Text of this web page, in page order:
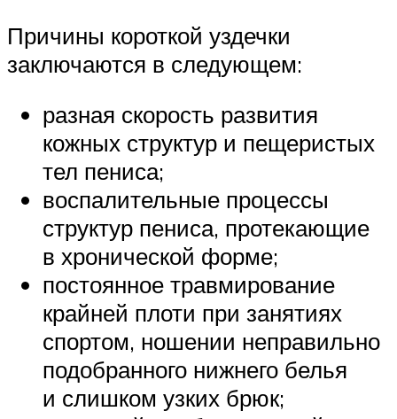
Причины короткой уздечки
заключаются в следующем:
разная скорость развития
кожных структур и пещеристых
тел пениса;
воспалительные процессы
структур пениса, протекающие
в хронической форме;
постоянное травмирование
крайней плоти при занятиях
спортом, ношении неправильно
подобранного нижнего белья
и слишком узких брюк;